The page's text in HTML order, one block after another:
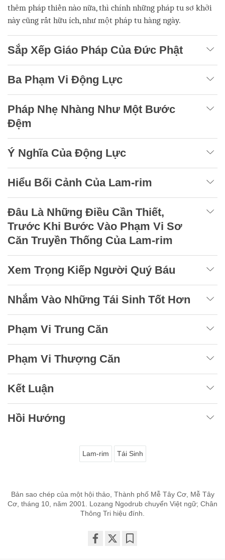
thêm pháp thiền nào nữa, thì chính những pháp tu sơ khởi
này cũng rất hữu ích, như một pháp tu hàng ngày.
Sắp Xếp Giáo Pháp Của Đức Phật
Ba Phạm Vi Động Lực
Pháp Nhẹ Nhàng Như Một Bước
Đệm
Ý Nghĩa Của Động Lực
Hiểu Bối Cảnh Của Lam-rim
Đâu Là Những Điều Cần Thiết,
Trước Khi Bước Vào Phạm Vi Sơ
Căn Truyền Thống Của Lam-rim
Xem Trọng Kiếp Người Quý Báu
Nhắm Vào Những Tái Sinh Tốt Hơn
Phạm Vi Trung Căn
Phạm Vi Thượng Căn
Kết Luận
Hồi Hướng
Lam-rim Tái Sinh
Bản sao chép của một hội thảo, Thành phố Mễ Tây Cơ, Mễ Tây
Cơ, tháng 10, năm 2001. Lozang Ngodrub chuyển Việt ngữ; Chân
Thông Tri hiệu đính.